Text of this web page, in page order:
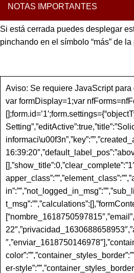
NOTAS IMPORTANTES
Si está cerrada puedes desplegar
pinchando en el símbolo “más” de la
Aviso: Se requiere JavaScript para
var formDisplay=1;var
er-